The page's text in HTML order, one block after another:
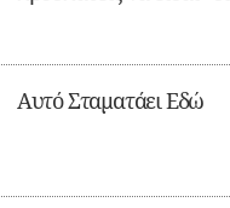
Αυτό Σταματάει Εδώ